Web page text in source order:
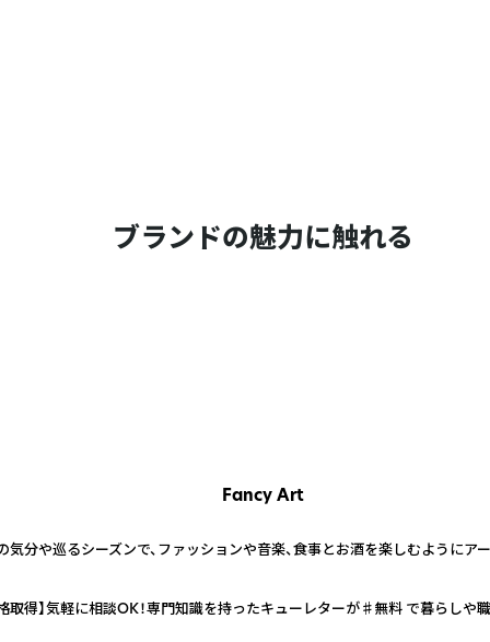
ブランドの魅力に触れる
Fancy Art
気分や巡るシーズンで、ファッションや音楽、食事とお酒を楽しむようにア
取得】気軽に相談OK！専門知識を持ったキューレターが♯無料 で暮らしや